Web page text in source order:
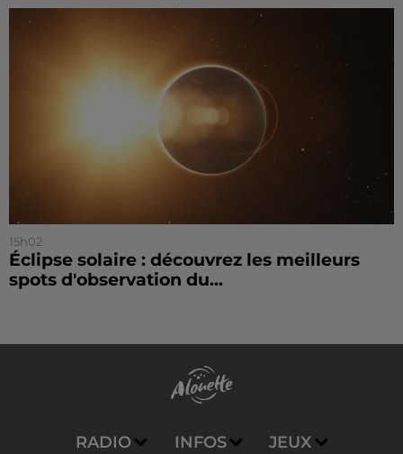
15h02
Éclipse solaire : découvrez les meilleurs
spots d'observation du...
RADIO INFOS JEUX